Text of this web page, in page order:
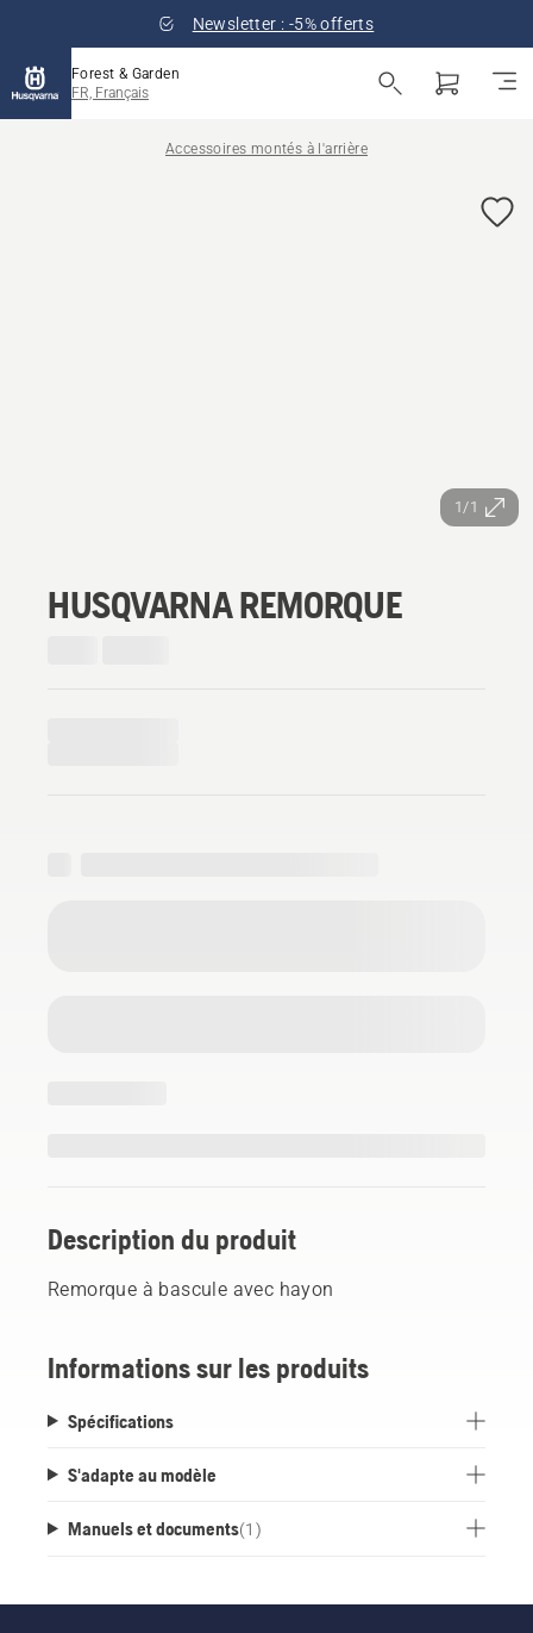
Newsletter : -5% offerts
Forest & Garden
FR, Français
Accessoires montés à l'arrière
1/1
HUSQVARNA REMORQUE
Description du produit
Remorque à bascule avec hayon
Informations sur les produits
Spécifications
S'adapte au modèle
Manuels et documents(1 )